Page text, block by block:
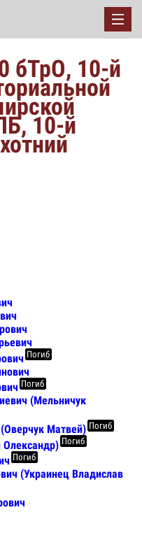
бТрО, 10-й
10-й
Погиб
Погиб
(Мельничук
Матвей) Погиб
Олександр) Погиб
Погиб
(Украинец Владислав